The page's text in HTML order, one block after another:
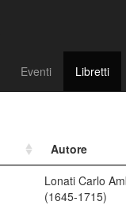
Eventi Libretti
Autore
Lonati Carlo
(1645-1715)